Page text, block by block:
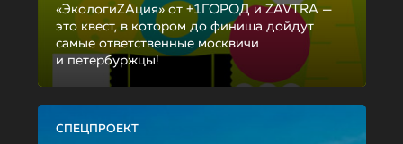
«ЭкологиZAция» от +1ГОРОД и ZAVTRA —
это квест, в котором до финиша дойдут
самые ответственные москвичи
и петербуржцы!
СПЕЦПРОЕКТ